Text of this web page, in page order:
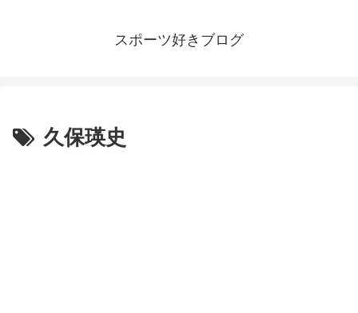
スポーツ好きブログ
久保瑛史